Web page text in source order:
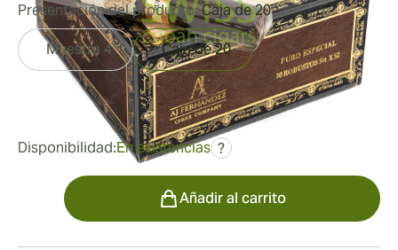
fue149,99 €
Disponibilidad:En existencias ?
Presentación del producto:Caja de 20
Muestra 4 Caja de 20
Cantidad
Añadir al carrito